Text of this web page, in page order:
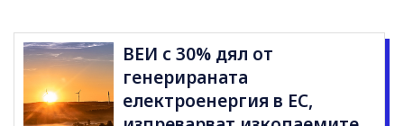
ВЕИ с 30% дял от
генерираната
електроенергия в ЕС,